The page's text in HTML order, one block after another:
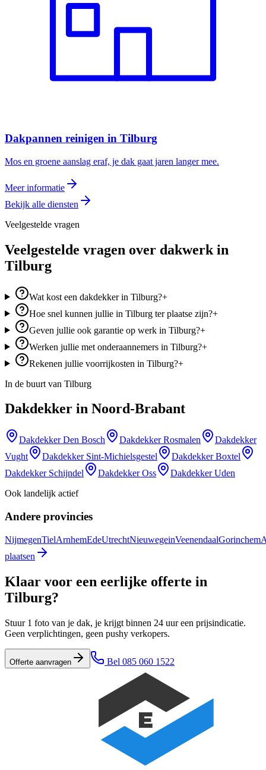
Dakpannen reinigen in Tilburg
Mos en groene aanslag eraf, je dak gaat jaren langer mee.
Meer informatie
Bekijk alle diensten
Veelgestelde vragen
Veelgestelde vragen over dakwerk in
Tilburg
Wat kost een dakdekker in Tilburg?+
Hoe snel kunnen jullie in Tilburg ter plaatse zijn?+
Geven jullie ook garantie op werk in Tilburg?+
Werken jullie met onderaannemers in Tilburg?+
Rekenen jullie voorrijkosten in Tilburg?+
In de buurt van Tilburg
Dakdekker in Noord-Brabant
DakdekkerDen Bosch DakdekkerRosmalen
Dakdekker
Vught
Dakdekker Sint-Michielsgestel DakdekkerBoxtel
Dakdekker Schijndel DakdekkerOss DakdekkerUden
Ook landelijk actief
Andere provincies
NijmegenTielArnhemEdeUtrechtNieuwegeinVeenendaalGorinchem
plaatsen
Klaar voor een eerlijke offerte in
Tilburg?
Stuur 1 foto van je dak, je krijgt binnen 24 uur een prijsindicatie.
Geen verplichtingen, geen pushy verkopers.
Offerte aanvragen Bel 085 060 1522